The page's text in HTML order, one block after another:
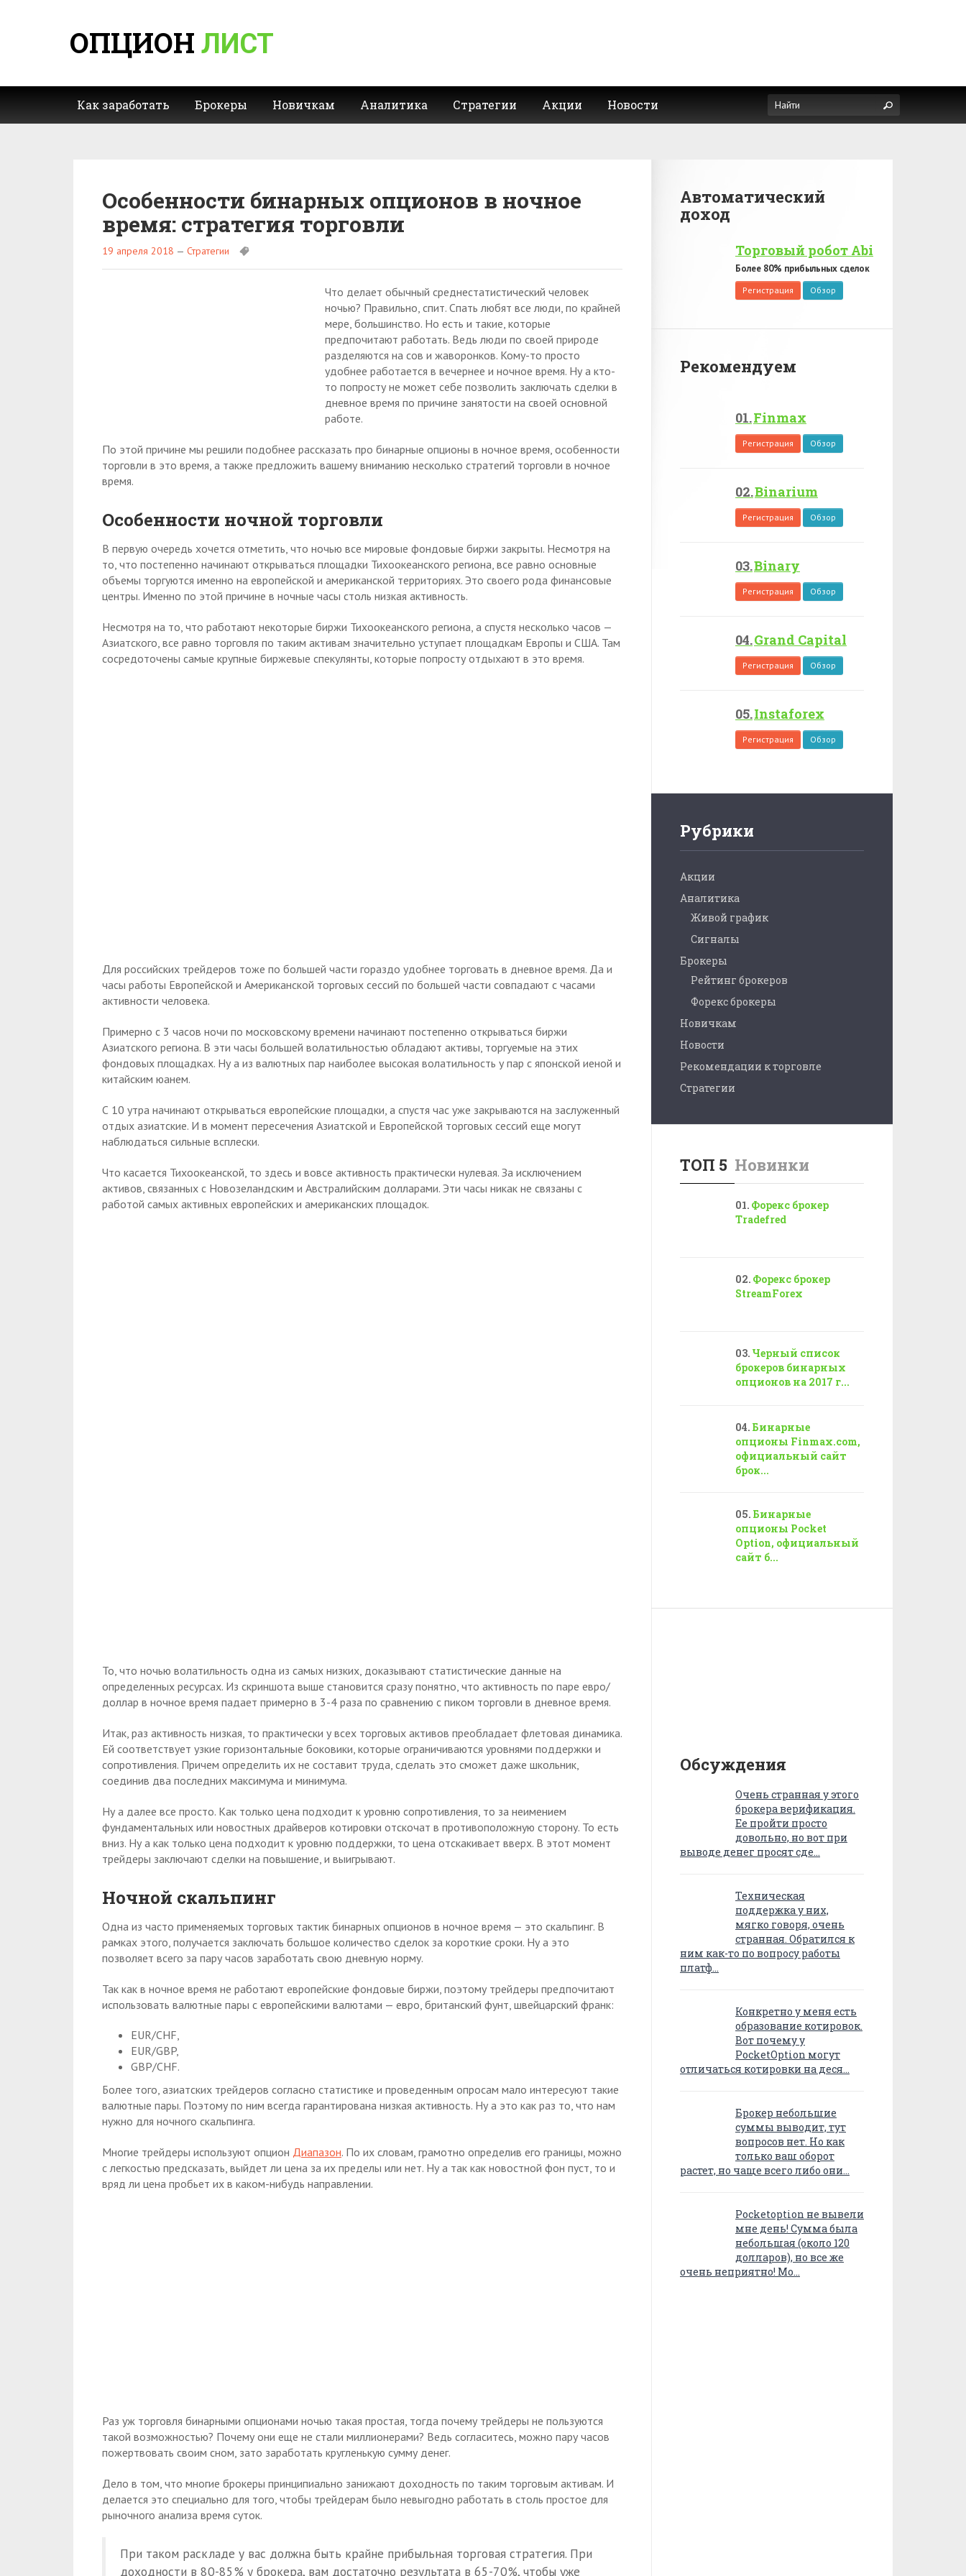
ОПЦИОН ЛИСТ
Как заработать Брокеры Новичкам Аналитика Стратегии Акции Новости
Особенности бинарных опционов в ночное
время: стратегия торговли
19 апреля 2018 — Стратегии
Что делает обычный среднестатистический человек
ночью? Правильно, спит. Спать любят все люди, по крайней
мере, большинство. Но есть и такие, которые
предпочитают работать. Ведь люди по своей природе
разделяются на сов и жаворонков. Кому-то просто
удобнее работается в вечернее и ночное время. Ну а кто-
то попросту не может себе позволить заключать сделки в
дневное время по причине занятости на своей основной
работе.
По этой причине мы решили подобнее рассказать про бинарные опционы в ночное время, особенности
торговли в это время, а также предложить вашему вниманию несколько стратегий торговли в ночное
время.
Особенности ночной торговли
В первую очередь хочется отметить, что ночью все мировые фондовые биржи закрыты. Несмотря на
то, что постепенно начинают открываться площадки Тихоокеанского региона, все равно основные
объемы торгуются именно на европейской и американской территориях. Это своего рода финансовые
центры. Именно по этой причине в ночные часы столь низкая активность.
Несмотря на то, что работают некоторые биржи Тихоокеанского региона, а спустя несколько часов —
Азиатского, все равно торговля по таким активам значительно уступает площадкам Европы и США. Там
сосредоточены самые крупные биржевые спекулянты, которые попросту отдыхают в это время.
Для российских трейдеров тоже по большей части гораздо удобнее торговать в дневное время. Да и
часы работы Европейской и Американской торговых сессий по большей части совпадают с часами
активности человека.
Примерно с 3 часов ночи по московскому времени начинают постепенно открываться биржи
Азиатского региона. В эти часы большей волатильностью обладают активы, торгуемые на этих
фондовых площадках. Ну а из валютных пар наиболее высокая волатильность у пар с японской иеной и
китайским юанем.
С 10 утра начинают открываться европейские площадки, а спустя час уже закрываются на заслуженный
отдых азиатские. И в момент пересечения Азиатской и Европейской торговых сессий еще могут
наблюдаться сильные всплески.
Что касается Тихоокеанской, то здесь и вовсе активность практически нулевая. За исключением
активов, связанных с Новозеландским и Австралийским долларами. Эти часы никак не связаны с
работой самых активных европейских и американских площадок.
То, что ночью волатильность одна из самых низких, доказывают статистические данные на
определенных ресурсах. Из скриншота выше становится сразу понятно, что активность по паре евро/
доллар в ночное время падает примерно в 3-4 раза по сравнению с пиком торговли в дневное время.
Итак, раз активность низкая, то практически у всех торговых активов преобладает флетовая динамика.
Ей соответствует узкие горизонтальные боковики, которые ограничиваются уровнями поддержки и
сопротивления. Причем определить их не составит труда, сделать это сможет даже школьник,
соединив два последних максимума и минимума.
Ну а далее все просто. Как только цена подходит к уровню сопротивления, то за неимением
фундаментальных или новостных драйверов котировки отскочат в противоположную сторону. То есть
вниз. Ну а как только цена подходит к уровню поддержки, то цена отскакивает вверх. В этот момент
трейдеры заключают сделки на повышение, и выигрывают.
Ночной скальпинг
Одна из часто применяемых торговых тактик бинарных опционов в ночное время — это скальпинг. В
рамках этого, получается заключать большое количество сделок за короткие сроки. Ну а это
позволяет всего за пару часов заработать свою дневную норму.
Так как в ночное время не работают европейские фондовые биржи, поэтому трейдеры предпочитают
использовать валютные пары с европейскими валютами — евро, британский фунт, швейцарский франк:
EUR/CHF,
EUR/GBP,
GBP/CHF.
Более того, азиатских трейдеров согласно статистике и проведенным опросам мало интересуют такие
валютные пары. Поэтому по ним всегда гарантирована низкая активность. Ну а это как раз то, что нам
нужно для ночного скальпинга.
Многие трейдеры используют опцион Диапазон. По их словам, грамотно определив его границы, можно
с легкостью предсказать, выйдет ли цена за их пределы или нет. Ну а так как новостной фон пуст, то и
вряд ли цена пробьет их в каком-нибудь направлении.
Раз уж торговля бинарными опционами ночью такая простая, тогда почему трейдеры не пользуются
такой возможностью? Почему они еще не стали миллионерами? Ведь согласитесь, можно пару часов
пожертвовать своим сном, зато заработать кругленькую сумму денег.
Дело в том, что многие брокеры принципиально занижают доходность по таким торговым активам. И
делается это специально для того, чтобы трейдерам было невыгодно работать в столь простое для
рыночного анализа время суток.
При таком раскладе у вас должна быть крайне прибыльная торговая стратегия. При
доходности в 80-85% у брокера, вам достаточно результата в 65-70%, чтобы уже
Автоматический
доход
Торговый робот Abi
Более 80% прибыльных сделок
Регистрация Обзор
Рекомендуем
Finmax
Регистрация Обзор
Binarium
Регистрация Обзор
Binary
Регистрация Обзор
Grand Capital
Регистрация Обзор
Instaforex
Регистрация Обзор
Рубрики
Акции
Аналитика
Живой график
Сигналы
Брокеры
Рейтинг брокеров
Форекс брокеры
Новичкам
Новости
Рекомендации к торговле
Стратегии
ТОП 5 Новинки
Форекс брокер
Tradefred
Форекс брокер
StreamForex
Черный список
брокеров бинарных
опционов на 2017 г...
Бинарные
опционы Finmax.com,
официальный сайт
брок...
Бинарные
опционы Pocket
Option, официальный
сайт б...
Обсуждения
Очень странная у этого
брокера верификация.
Ее пройти просто
довольно, но вот при
выводе денег просят сде…
Техническая
поддержка у них,
мягко говоря, очень
странная. Обратился к
ним как-то по вопросу работы
платф…
Конкретно у меня есть
образование котировок.
Вот почему у
PocketOption могут
отличаться котировки на деся…
Брокер небольшие
суммы выводит, тут
вопросов нет. Но как
только ваш оборот
растет, но чаще всего либо они…
Pocketoption не вывели
мне день! Сумма была
небольшая (около 120
долларов), но все же
очень неприятно! Мо…